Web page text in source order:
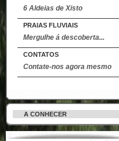
6 Aldeias de Xisto
PRAIAS FLUVIAIS
Mergulhe á descoberta...
CONTATOS
Contate-nos agora mesmo